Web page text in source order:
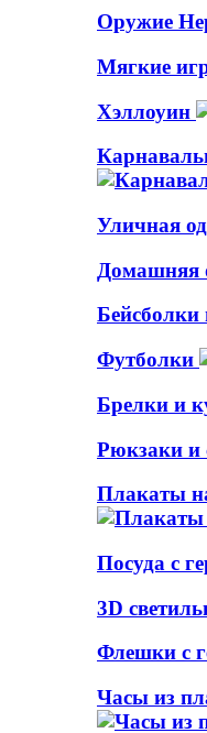
Оружие
Мягкие
Хэллоуин
Уличная
Домашняя
Футболки
Брелки и
Рюкзаки и
Плакаты
Посуда с
3D
Флешки с
Часы из